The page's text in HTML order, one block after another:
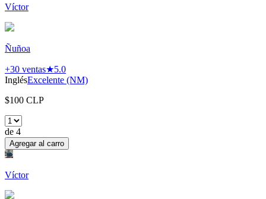
Víctor
Ñuñoa
+30 ventas★5.0
InglésExcelente (NM)
$100 CLP
de 4
Agregar al carro
Víctor